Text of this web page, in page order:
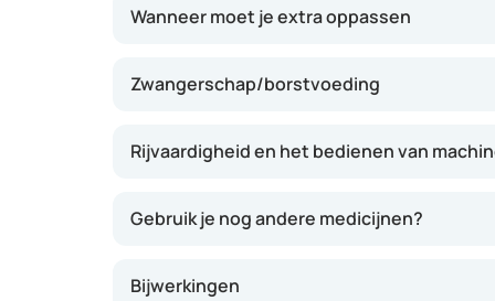
Wanneer moet je extra oppassen
Zwangerschap/borstvoeding
Rijvaardigheid en het bedienen van
Gebruik je nog andere medicijnen?
Bijwerkingen